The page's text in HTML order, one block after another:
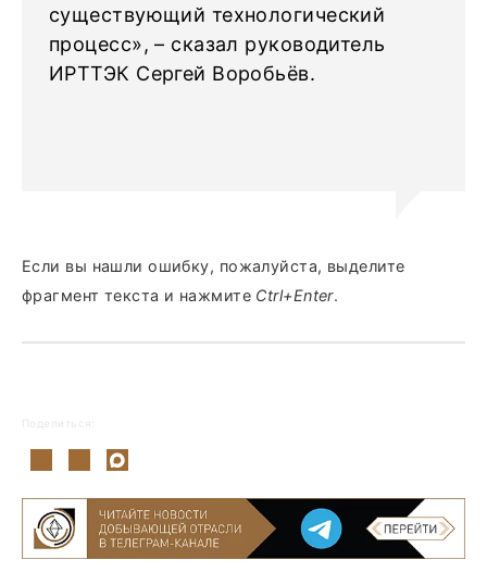
существующий технологический
процесс», – сказал руководитель
ИРТТЭК Сергей Воробьёв.
Если вы нашли ошибку, пожалуйста, выделите
фрагмент текста и нажмите Ctrl+Enter.
Поделиться: